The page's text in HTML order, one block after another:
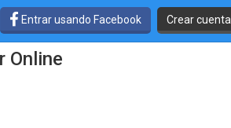
Entrar usando Facebook Crear cuenta
Online